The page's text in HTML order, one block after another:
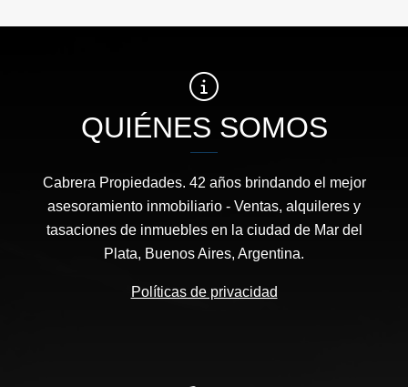
QUIÉNES SOMOS
Cabrera Propiedades. 42 años brindando el mejor
asesoramiento inmobiliario - Ventas, alquileres y
tasaciones de inmuebles en la ciudad de Mar del
Plata, Buenos Aires, Argentina.
Políticas de privacidad